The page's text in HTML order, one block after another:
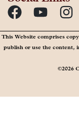
This Website comprises
publish or use the content,
©2026